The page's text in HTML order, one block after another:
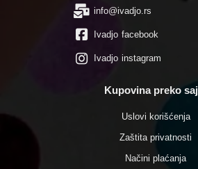
info@ivadjo.rs
Ivadjo facebook
Ivadjo instagram
Kupovina preko
Uslovi korišćenja
Zaštita privatnosti
Načini plaćanja